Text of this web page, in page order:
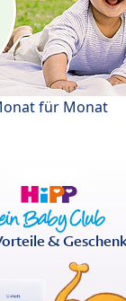
für Monat
&